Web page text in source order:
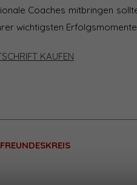
Coaches mitbringen
wichtigsten
KAUFEN